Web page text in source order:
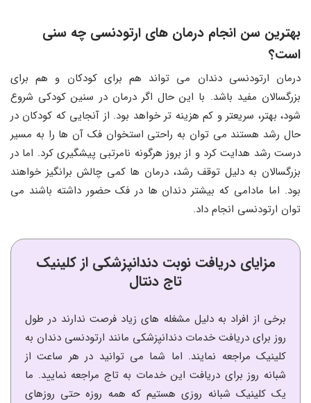
بهترین سن انجام درمان های ارتودنسی چه سنی
است؟
درمان ارتودنسی دندان می تواند هم برای کودکان و هم برای
بزرگسالان مفید باشد. با این حال اگر درمان در سنین کودکی شروع
شود، بهتر، سریعتر و کم هزینه تر خواهد بود. از آنجایی که کودکان در
حال رشد هستند می توان به راحتی استخوان فک آن ها را به مسیر
درست رشد هدایت کرد و از بروز هرگونه نامرتبی پیشگیری کرد. اما در
بزرگسالان به دلیل توقف رشد، درمان ها کمی چالش برانگیز خواهند
بود. اما مادامی که بیشتر دندان ها در فک حضور داشته باشند می
توان ارتودنسی انجام داد.
مزایای دریافت نوبت دندانپزشکی از کلینیک
تاج دنتال
برخی از افراد به دلیل مشغله های زیاد فرصت ندارند در طول
روز برای دریافت خدمات دندانپزشکی مانند ارتودنسی دندان به
کلینیک مراجعه نمایند. اما شما می توانید در هر ساعت از
شبانه روز برای دریافت این خدمات به تاج مراجعه نمایید. ما
یک کلینیک شبانه روزی هستیم که همه روزه حتی روزهای